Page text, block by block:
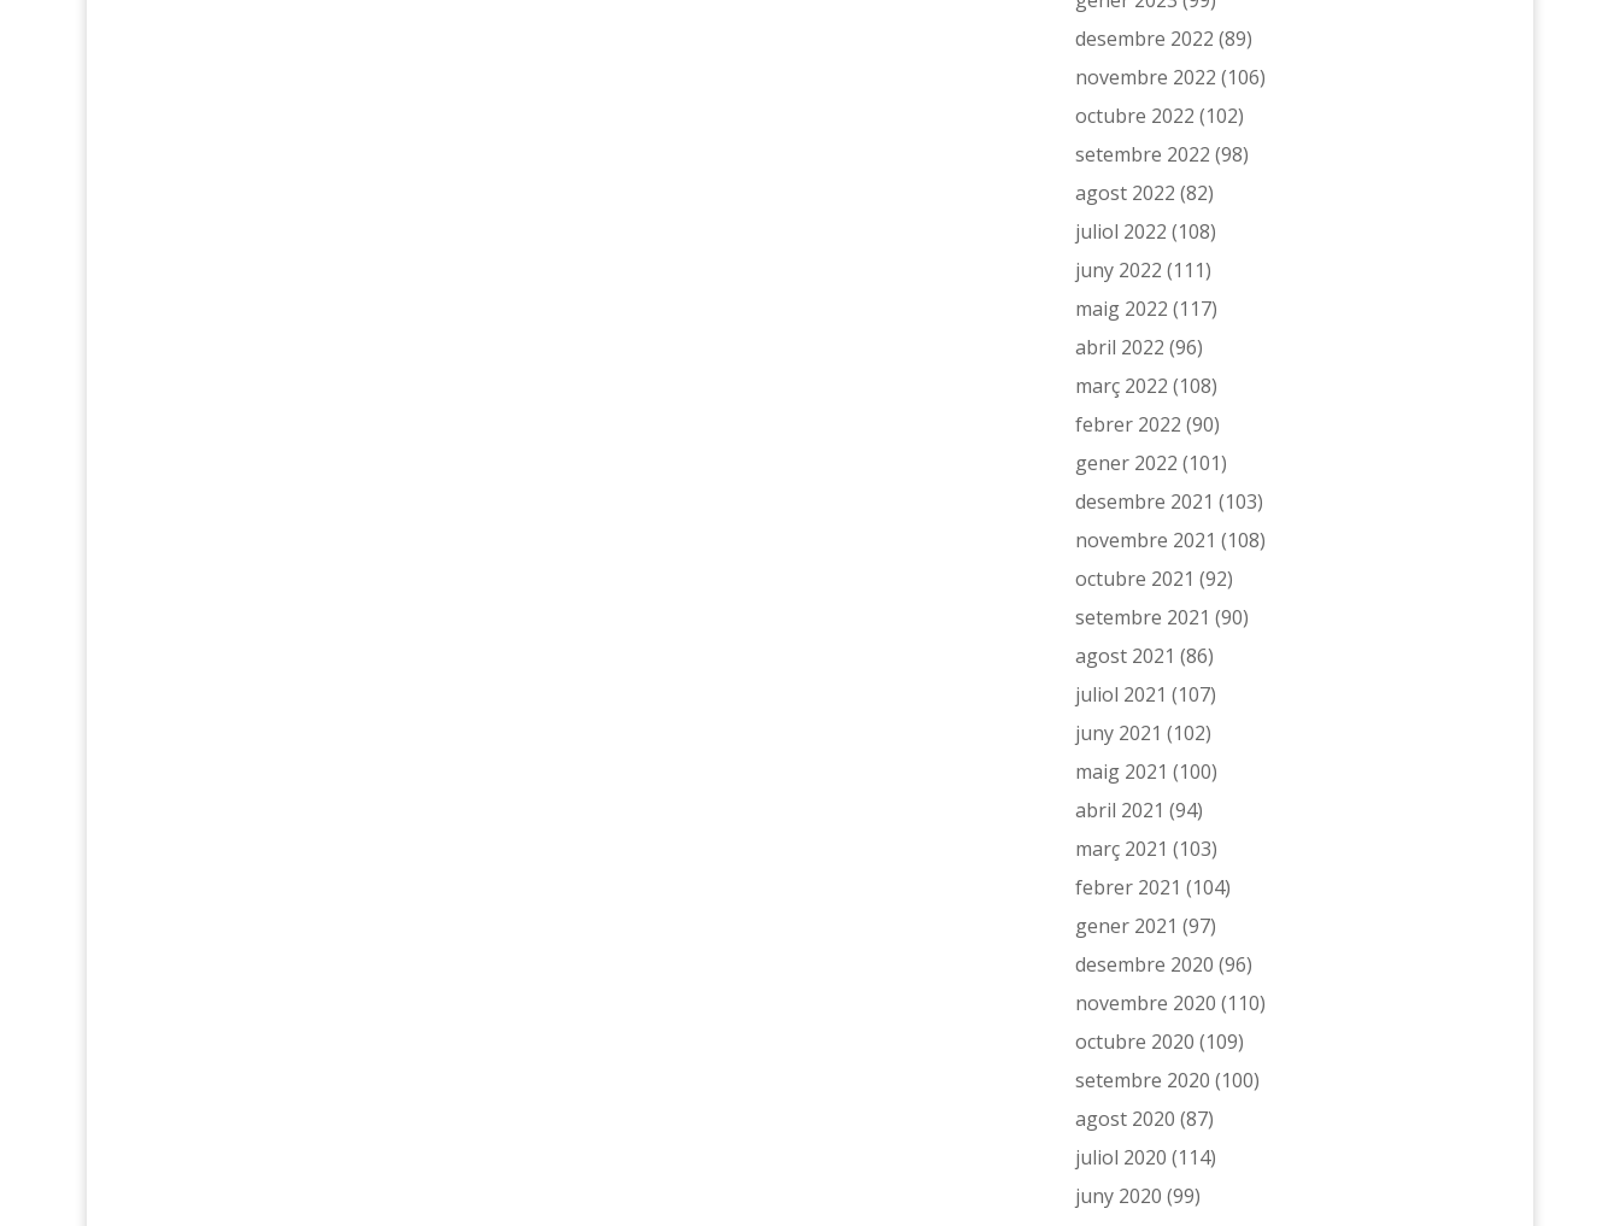
desembre 2022 (89)
novembre 2022 (106)
octubre 2022 (102)
setembre 2022 (98)
agost 2022 (82)
juliol 2022 (108)
juny 2022 (111)
maig 2022 (117)
abril 2022 (96)
març 2022 (108)
febrer 2022 (90)
gener 2022 (101)
desembre 2021 (103)
novembre 2021 (108)
octubre 2021 (92)
setembre 2021 (90)
agost 2021 (86)
juliol 2021 (107)
juny 2021 (102)
maig 2021 (100)
abril 2021 (94)
març 2021 (103)
febrer 2021 (104)
gener 2021 (97)
desembre 2020 (96)
novembre 2020 (110)
octubre 2020 (109)
setembre 2020 (100)
agost 2020 (87)
juliol 2020 (114)
juny 2020 (99)